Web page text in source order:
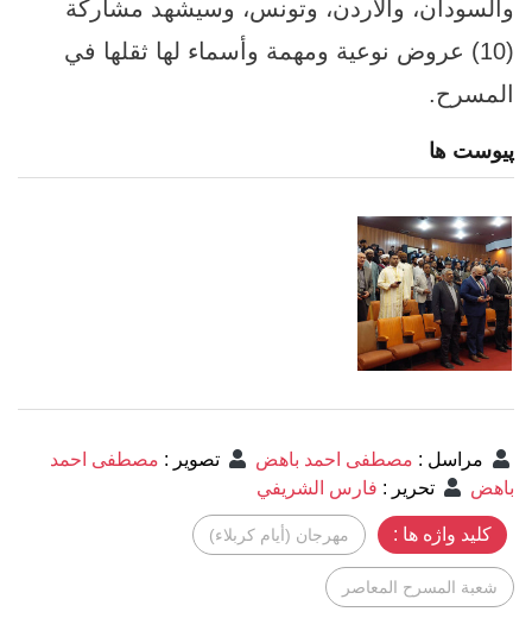
والسودان، والأردن، وتونس، وسيشهد مشاركة
(10) عروض نوعية ومهمة وأسماء لها ثقلها في
المسرح.
پیوست ها
مراسل : مصطفى احمد باهض تصوير : مصطفى احمد
باهض
تحرير : فارس الشريفي
کلید واژه ها : مهرجان (أيام كربلاء)
شعبة المسرح المعاصر